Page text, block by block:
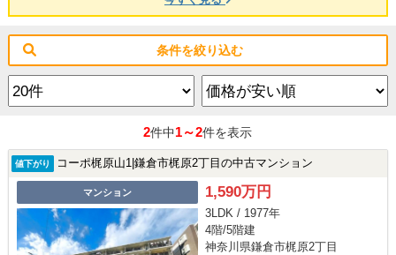
条件を絞り込む
2件中1～2件を表示
値下がり コーポ梶原山1|鎌倉市梶原2丁目の中古マンション
マンション 1,590万円
3LDK / 1977年
4階/5階建
神奈川県鎌倉市梶原2丁目